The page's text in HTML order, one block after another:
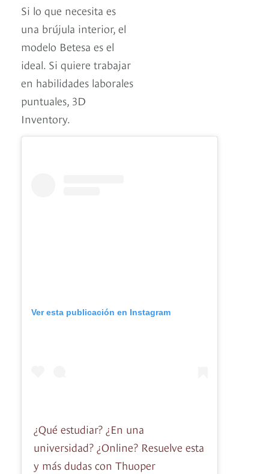
Si lo que necesita es
una brújula interior, el
modelo Betesa es el
ideal. Si quiere trabajar
en habilidades laborales
puntuales, 3D
Inventory.
Ver esta publicación en Instagram
¿Qué estudiar? ¿En una
universidad? ¿Online? Resuelve esta
y más dudas con Thuoper